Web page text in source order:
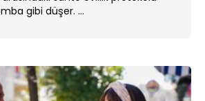
gibi düşer. ...